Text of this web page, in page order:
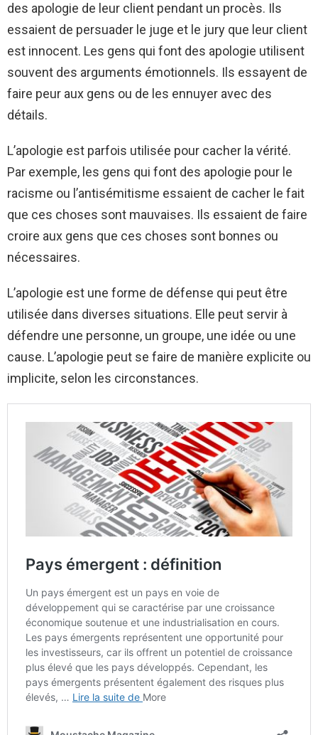
des apologie de leur client pendant un procès. Ils
essaient de persuader le juge et le jury que leur client
est innocent. Les gens qui font des apologie utilisent
souvent des arguments émotionnels. Ils essayent de
faire peur aux gens ou de les ennuyer avec des
détails.
L’apologie est parfois utilisée pour cacher la vérité.
Par exemple, les gens qui font des apologie pour le
racisme ou l’antisémitisme essaient de cacher le fait
que ces choses sont mauvaises. Ils essaient de faire
croire aux gens que ces choses sont bonnes ou
nécessaires.
L’apologie est une forme de défense qui peut être
utilisée dans diverses situations. Elle peut servir à
défendre une personne, un groupe, une idée ou une
cause. L’apologie peut se faire de manière explicite ou
implicite, selon les circonstances.